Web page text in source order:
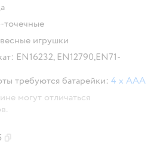
точечные
игрушки
EN16232, EN12790,EN71-
требуются батарейки: 4 х ААА
могут отличаться